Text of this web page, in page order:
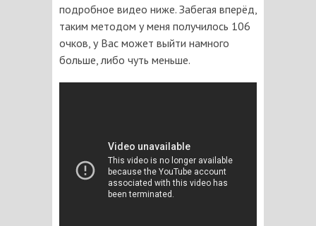
подробное видео ниже. Забегая вперёд,
таким методом у меня получилось 106
очков, у Вас может выйти намного
больше, либо чуть меньше.